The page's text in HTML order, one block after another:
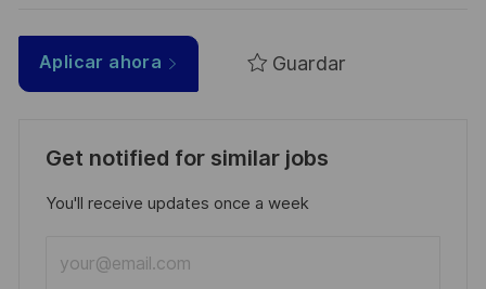
Aplicar ahora Guardar
Get notified for similar jobs
You'll receive updates once a week
Email